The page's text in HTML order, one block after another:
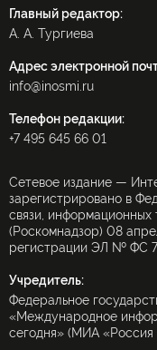
Главный редактор:
А. А. Тургиева
Адрес электронной
info@inosmi.ru
Телефон редакции:
+7 495 645 66 01
Сетевое издание —
зарегистрировано в
связи, информационных
(Роскомнадзор) 08
регистрации ЭЛ № ФС
Учредитель:
Федеральное
«Международное
сегодня» (МИА «Россия